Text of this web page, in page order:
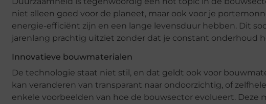
niet alleen goed voor de planeet, maar ook voor je
energie-efficiënt zijn en een lange levensduur hebben. Dit
jarenlang prachtig uitziet zonder dat je constant onderhoud
Innovatieve bouwmaterialen
De technologie staat niet stil, en dat geldt ook voor
kan veranderen van transparant naar ondoorzichtig, of
enkele voorbeelden van hoe de bouwsector evolueert. Deze